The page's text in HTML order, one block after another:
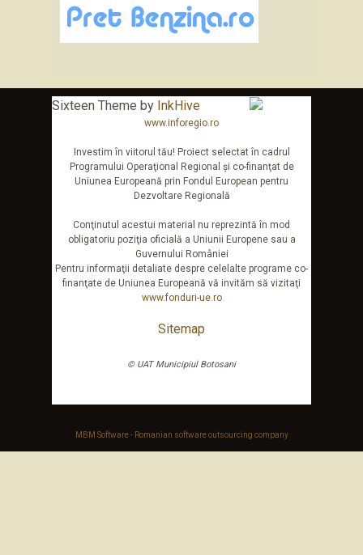
Sixteen Theme by InkHive
www.inforegio.ro
Investim în viitorul tău! Proiect selectat în cadrul
Programului Operaţional Regional şi co-finanţat de
Uniunea Europeană prin Fondul European pentru
Dezvoltare Regională
Conţinutul acestui material nu reprezintă în mod
obligatoriu poziţia oficială a Uniunii Europene sau a
Guvernului României
Pentru informaţii detaliate despre celelalte programe co-
finanţate de Uniunea Europeană vă invităm să vizitaţi
www.fonduri-ue.ro
Sitemap
© UAT Municipiul Botosani
MBM Software - Romanian software outsourcing company